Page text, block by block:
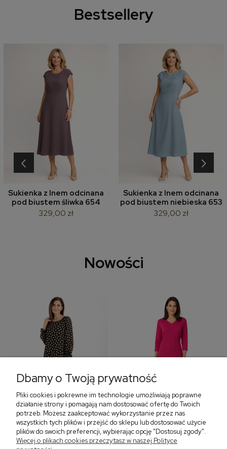
Bestsellery
Sukienka z lnem odcinana
pod biustem śliwka 654
329,00 zł
Sukienka z lnem odcinana
pod biustem niebieska 653
329,00 zł
‹ ›
Nowości
Sukienka z falbaną i
Sukienka z dekoltem w
‹
Dbamy o Twoją prywatność
Pliki cookies i pokrewne im technologie umożliwiają poprawne
działanie strony i pomagają nam dostosować ofertę do Twoich
potrzeb. Możesz zaakceptować wykorzystanie przez nas
wszystkich tych plików i przejść do sklepu lub dostosować użycie
plików do swoich preferencji, wybierając opcję "Dostosuj zgody".
Więcej o plikach cookies przeczytasz w naszej Polityce